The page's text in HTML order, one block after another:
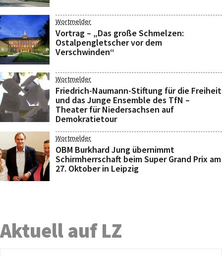
Wortmelder
Vortrag – „Das große Schmelzen:
Ostalpengletscher vor dem
Verschwinden“
Wortmelder
Friedrich-Naumann-Stiftung für die Freiheit
und das Junge Ensemble des TfN –
Theater für Niedersachsen auf
Demokratietour
Wortmelder
OBM Burkhard Jung übernimmt
Schirmherrschaft beim Super Grand Prix am
27. Oktober in Leipzig
Aktuell auf LZ